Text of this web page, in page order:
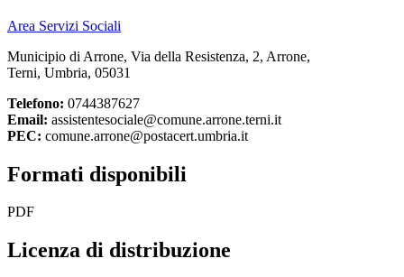
Area Servizi Sociali
Municipio di Arrone, Via della Resistenza, 2, Arrone,
Terni, Umbria, 05031
Telefono: 0744387627
Email: assistentesociale@comune.arrone.terni.it
PEC: comune.arrone@postacert.umbria.it
Formati disponibili
PDF
Licenza di distribuzione